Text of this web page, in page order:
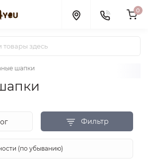
0
шапки
Фильтр